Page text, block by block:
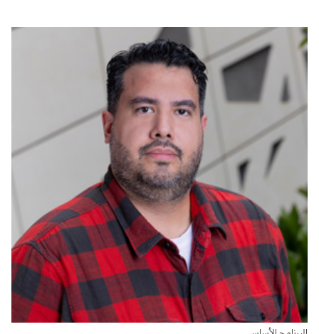
نوفر بيانات موثوقة ودقيقة في مجالي الطاقة والاقتصاد، ونتيحها للجميع.
استعرض الصور لأبرز فعالياتنا الأخيرة ومبادراتنا وشراكاتنا.
يرجى التواصل معنا للاستفسارات العامة، وفرص التعاون، والطلبات الإعلامية.
عن كابسارك